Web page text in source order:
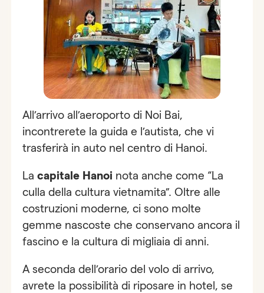
All’arrivo all’aeroporto di Noi Bai,
incontrerete la guida e l’autista, che vi
trasferirà in auto nel centro di Hanoi.
Lacapitale Hanoi nota anche come “La
culla della cultura vietnamita”. Oltre alle
costruzioni moderne, ci sono molte
gemme nascoste che conservano ancora il
fascino e la cultura di migliaia di anni.
A seconda dell’orario del volo di arrivo,
avrete la possibilità di riposare in hotel, se